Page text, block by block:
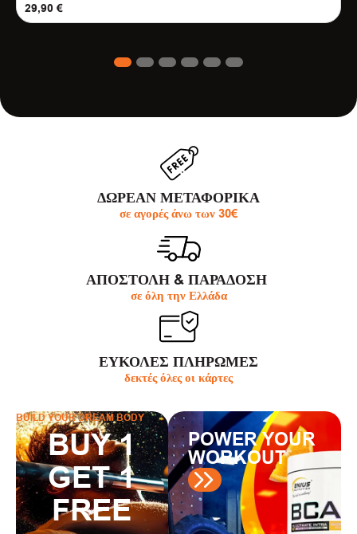
29,90 €
3 4 5 6
ΔΩΡΕΑΝ ΜΕΤΑΦΟΡΙΚΑ
σε αγορές άνω των 30€
ΑΠΟΣΤΟΛΗ & ΠΑΡΆΔΟΣΗ
σε όλη την Ελλάδα
ΕΥΚΟΛΕΣ ΠΛΗΡΩΜΕΣ
δεκτές όλες οι κάρτες
BUILD YOUR DREAM BODY
BUY 1
GET 1
FREE
POWER YOUR
WORKOUT